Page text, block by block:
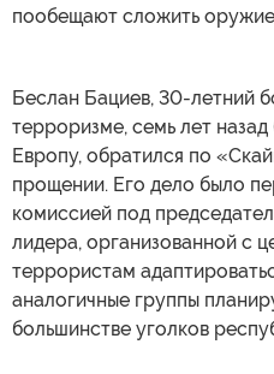
пообещают сложить
Беслан Бациев, 30-летний
терроризме, семь лет
Европу, обратился по
прощении. Его дело было
комиссией под
лидера, организованной с
террористам
аналогичные группы
большинстве уголков